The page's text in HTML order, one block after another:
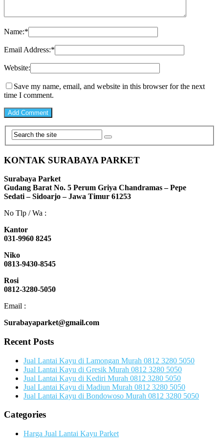
Name:*
Email Address:*
Website:
Save my name, email, and website in this browser for the next
time I comment.
KONTAK SURABAYA PARKET
Surabaya Parket
Gudang Barat No. 5 Perum Griya Chandramas – Pepe
Sedati – Sidoarjo – Jawa Timur 61253
No Tlp / Wa :
Kantor
031-9960 8245
Niko
0813-9430-8545
Rosi
0812-3280-5050
Email :
Surabayaparket@gmail.com
Recent Posts
Jual Lantai Kayu di Lamongan Murah 0812 3280 5050
Jual Lantai Kayu di Gresik Murah 0812 3280 5050
Jual Lantai Kayu di Kediri Murah 0812 3280 5050
Jual Lantai Kayu di Madiun Murah 0812 3280 5050
Jual Lantai Kayu di Bondowoso Murah 0812 3280 5050
Categories
Harga Jual Lantai Kayu Parket